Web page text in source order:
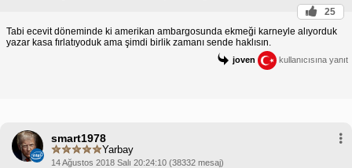
25
Tabi ecevit döneminde ki amerikan ambargosunda ekmeği karneyle alıyorduk
yazar kasa fırlatıyoduk ama şimdi birlik zamanı sende haklısın.
joven kullanıcısına yanıt
smart1978
Yarbay
14 Ağustos 2018 Salı 20:24:10 (38332 mesaj)